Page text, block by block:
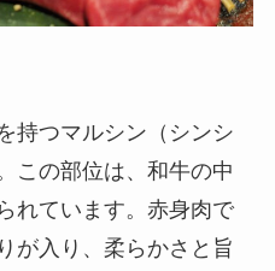
持つマルシン（シンシ
この部位は、和牛の中
れています。赤身肉で
が入り、柔らかさと旨